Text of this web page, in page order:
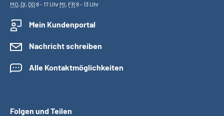
MO, DI, DO8 - 17 Uhr MI, FR8 - 13 Uhr
Mein Kundenportal
Nachricht schreiben
Alle Kontaktmöglichkeiten
Folgen und Teilen